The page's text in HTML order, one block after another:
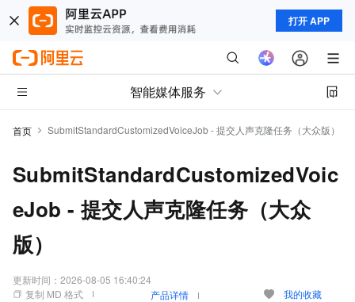
打开 APP
智能媒体服务
首页 SubmitStandardCustomizedVoiceJob - 提交人声克隆任务（大众版）
SubmitStandardCustomizedVoic
eJob - 提交人声克隆任务（大众
版）
更新时间： 2026-08-05 16:40:24
复制 MD 格式
产品详情 我的收藏